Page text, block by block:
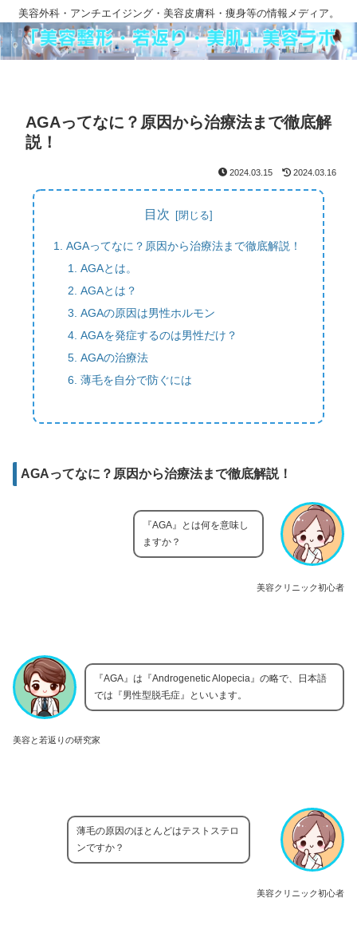
美容外科・アンチエイジング・美容皮膚科・痩身等の情報メディア。
AGAってなに？原因から治療法まで徹底解
説！
2024.03.15 2024.03.16
目次
AGAってなに？原因から治療法まで徹底解説！
AGAとは。
AGAとは？
AGAの原因は男性ホルモン
AGAを発症するのは男性だけ？
AGAの治療法
薄毛を自分で防ぐには
AGAってなに？原因から治療法まで徹底解説！
美容クリニック初心者
『AGA』とは何を意味し
ますか？
美容と若返りの研究家
『AGA』は『Androgenetic Alopecia』の略で、日本語
では『男性型脱毛症』といいます。
美容クリニック初心者
薄毛の原因のほとんどはテストステロ
ンですか？